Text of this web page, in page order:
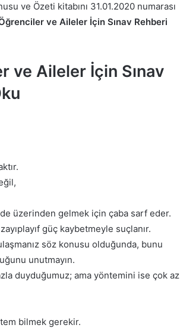
ve Özeti kitabını 31.01.2020 numarası
ve Aileler İçin Sınav Rehberi
ve Aileler İçin Sınav
üzerinden gelmek için çaba sarf eder.
güç kaybetmeyle suçlanır.
söz konusu olduğunda, bunu
unutmayın.
duyduğumuz; ama yöntemini ise çok az
bilmek gerekir.